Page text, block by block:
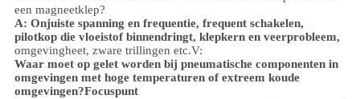
een magneetklep?
A: Onjuiste spanning en frequentie, frequent schakelen,
pilotkop die vloeistof binnendringt, klepkern en veerprobleem,
omgevingheet, zware trillingen etc.V:
Waar moet op gelet worden bij pneumatische componenten in
omgevingen met hoge temperaturen of extreem koude
omgevingen?Focuspunt